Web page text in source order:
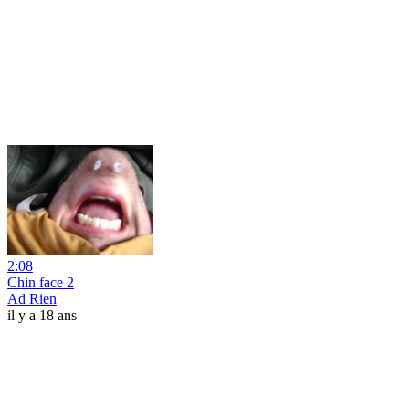
2:08
Chin face 2
Ad Rien
il y a 18 ans